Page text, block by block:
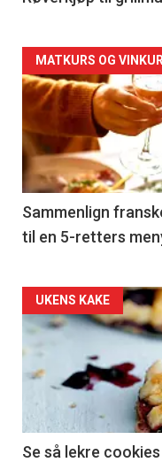
Forsiden
akkurat
nå
-
5
MATKURS OG
Sammenlign
til en 5-retters
Forsiden
akkurat
nå
6
UKENS KAKE
Se så lekre